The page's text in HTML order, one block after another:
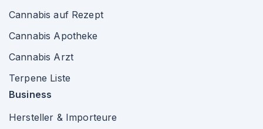
Cannabis auf Rezept
Cannabis Apotheke
Cannabis Arzt
Terpene Liste
Business
Hersteller & Importeure